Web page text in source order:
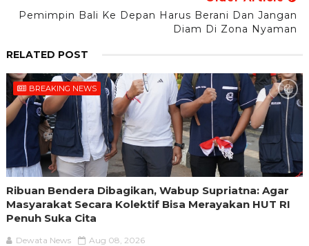
Pemimpin Bali Ke Depan Harus Berani Dan Jangan
Diam Di Zona Nyaman
RELATED POST
BREAKING NEWS
Ribuan Bendera Dibagikan, Wabup Supriatna: Agar
Masyarakat Secara Kolektif Bisa Merayakan HUT RI
Penuh Suka Cita
Dewata News Aug 08, 2026